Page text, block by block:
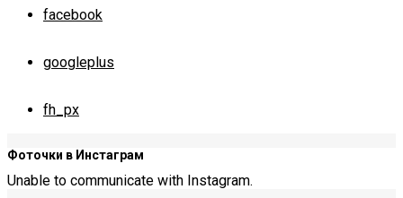
facebook
googleplus
fh_px
Фоточки в Инстаграм
Unable to communicate with Instagram.